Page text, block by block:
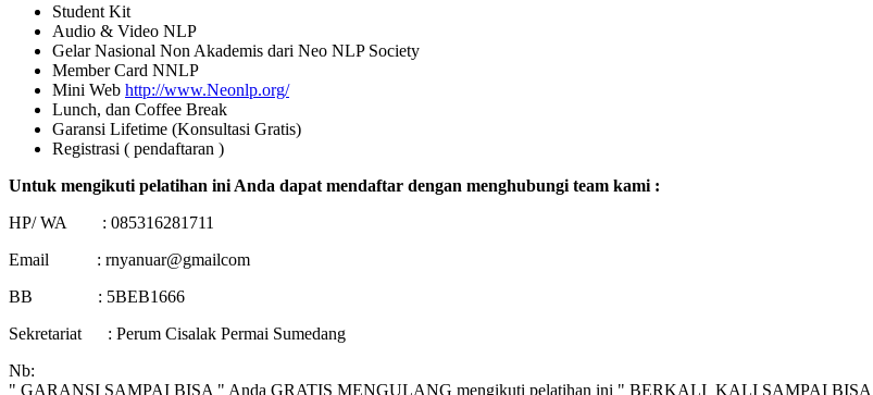
Student Kit
Audio & Video NLP
Gelar Nasional Non Akademis dari Neo NLP Society
Member Card NNLP
Mini Web http://www.Neonlp.org/
Lunch, dan Coffee Break
Garansi Lifetime (Konsultasi Gratis)
Registrasi ( pendaftaran )
Untuk mengikuti pelatihan ini Anda dapat mendaftar dengan menghubungi team kami :
HP/ WA : 085316281711
Email : rnyanuar@gmailcom
BB : 5BEB1666
Sekretariat : Perum Cisalak Permai Sumedang
Nb:
" GARANSI SAMPAI BISA " Anda GRATIS MENGULANG mengikuti pelatihan ini " BERKALI_KALI SAMPAI BISA ",